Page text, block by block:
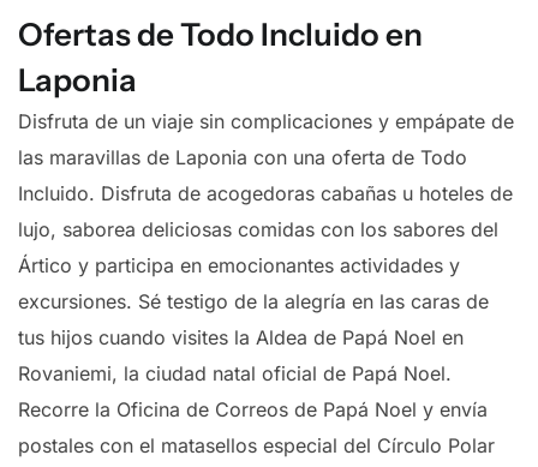
Ofertas de Todo Incluido en
Laponia
Disfruta de un viaje sin complicaciones y empápate de
las maravillas de Laponia con una oferta de Todo
Incluido. Disfruta de acogedoras cabañas u hoteles de
lujo, saborea deliciosas comidas con los sabores del
Ártico y participa en emocionantes actividades y
excursiones. Sé testigo de la alegría en las caras de
tus hijos cuando visites la Aldea de Papá Noel en
Rovaniemi, la ciudad natal oficial de Papá Noel.
Recorre la Oficina de Correos de Papá Noel y envía
postales con el matasellos especial del Círculo Polar